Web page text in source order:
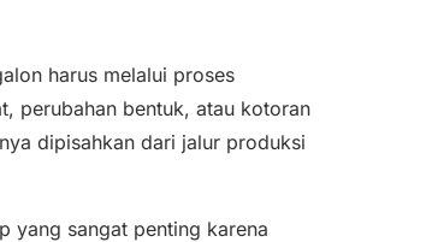
harus melalui proses
perubahan bentuk, atau kotoran
dipisahkan dari jalur produksi
yang sangat penting karena